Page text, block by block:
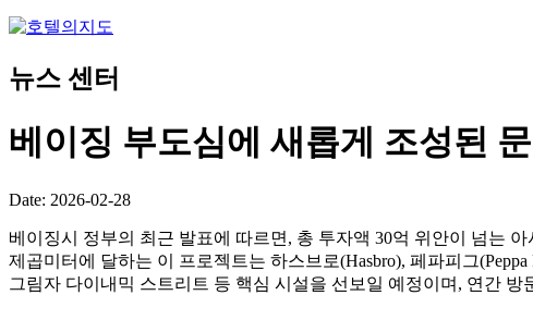
뉴스 센터
베이징 부도심에 새롭게 조성된
Date: 2026-02-28
베이징시 정부의 최근 발표에 따르면, 총 투자액 30억 위안이 넘는
제곱미터에 달하는 이 프로젝트는 하스브로(Hasbro), 페파피그
그림자 다이내믹 스트리트 등 핵심 시설을 선보일 예정이며, 연간